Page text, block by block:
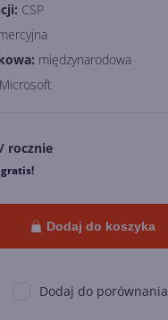
CSP
międzynarodowa
Microsoft
/ rocznie
gratis!
Dodaj do koszyka
Dodaj do porównania